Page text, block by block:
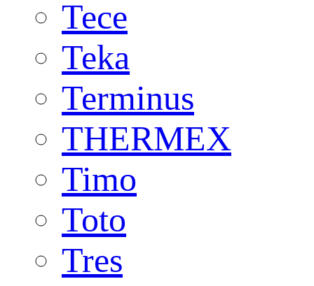
Tece
Teka
Terminus
THERMEX
Timo
Toto
Tres